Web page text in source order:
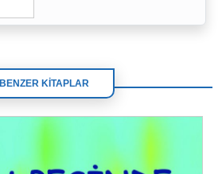
BENZER KİTAPLAR